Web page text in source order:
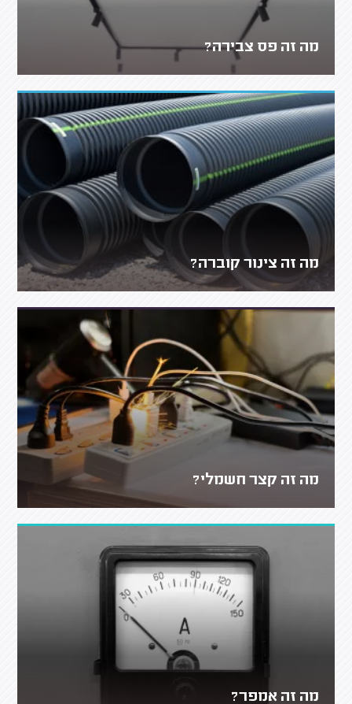
מה זה פס צבירה?
מה זה צינור קוברה?
מה זה קצר חשמלי?
מה זה אמפר?